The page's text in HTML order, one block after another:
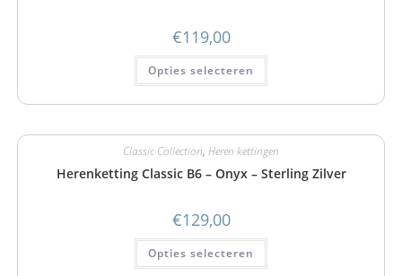
€119,00
Opties selecteren
Classic Collection, Heren kettingen
Herenketting Classic B6 – Onyx – Sterling Zilver
€129,00
Opties selecteren